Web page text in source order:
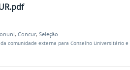
, Concur, Seleção
comunidade externa para Conselho Universitário e